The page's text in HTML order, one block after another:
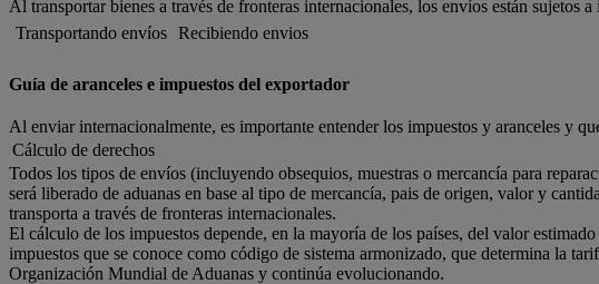
Al transportar bienes a través de fronteras internacionales, los envíos están sujetos
Transportando envíos Recibiendo envios
Guía de aranceles e impuestos del exportador
Al enviar internacionalmente, es importante entender los impuestos y aranceles y
Cálculo de derechos
Todos los tipos de envíos (incluyendo obsequios, muestras o mercancía para
será liberado de aduanas en base al tipo de mercancía, pais de origen, valor y
transporta a través de fronteras internacionales.
El cálculo de los impuestos depende, en la mayoría de los países, del valor
impuestos que se conoce como código de sistema armonizado, que determina la
Organización Mundial de Aduanas y continúa evolucionando.